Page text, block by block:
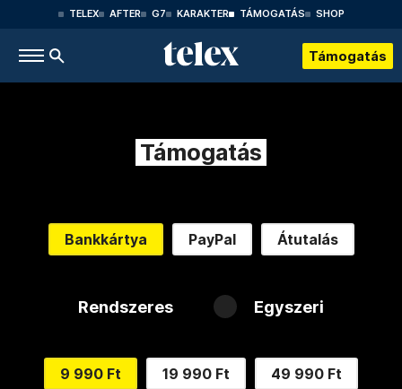
TELEX AFTER G7 KARAKTER TÁMOGATÁS SHOP
Támogatás
Támogatás
Bankkártya PayPal Átutalás
Rendszeres Egyszeri
9 990 Ft 19 990 Ft 49 990 Ft